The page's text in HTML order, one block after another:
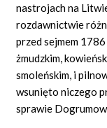
nastrojach na
rozdawnictwie
przed sejmem
żmudzkim,
smoleńskim, i
wsunięto niczego
sprawie